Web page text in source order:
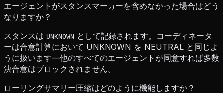
エージェントがスタンスマーカーを含めなかった場合はどう
なりますか？
スタンスは UNKNOWN として記録されます。コーディネータ
ーは合意計算において UNKNOWN を NEUTRAL と同じよ
うに扱います—他のすべてのエージェントが同意すれば多数
決合意はブロックされません。
ローリングサマリー圧縮はどのように機能しますか？